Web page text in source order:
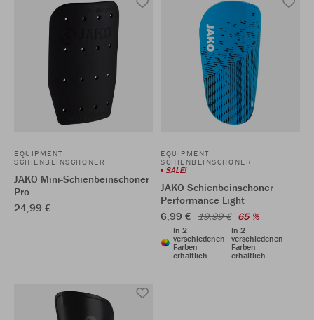
EQUIPMENT
SCHIENBEINSCHONER
JAKO Mini-Schienbeinschoner
Pro
24,99 €
EQUIPMENT
SCHIENBEINSCHONER
SALE!
JAKO Schienbeinschoner
Performance Light
6,99 € 19,99 € 65 %
In 2
verschiedenen
Farben
erhältlich
In 2
verschiedenen
Farben
erhältlich